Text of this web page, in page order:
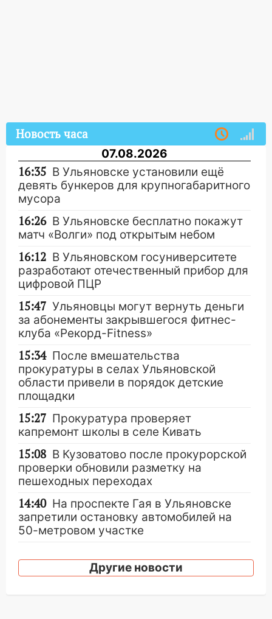
Новость часа
07.08.2026
16:35 В Ульяновске установили ещё
девять бункеров для крупногабаритного
мусора
16:26 В Ульяновске бесплатно покажут
матч «Волги» под открытым небом
16:12 В Ульяновском госуниверситете
разработают отечественный прибор для
цифровой ПЦР
15:47 Ульяновцы могут вернуть деньги
за абонементы закрывшегося фитнес-
клуба «Рекорд-Fitness»
15:34 После вмешательства
прокуратуры в селах Ульяновской
области привели в порядок детские
площадки
15:27 Прокуратура проверяет
капремонт школы в селе Кивать
15:08 В Кузоватово после прокурорской
проверки обновили разметку на
пешеходных переходах
14:40 На проспекте Гая в Ульяновске
запретили остановку автомобилей на
50-метровом участке
большой фестиваль «Наше время» с
мотофристайлом и концертом
Другие новости